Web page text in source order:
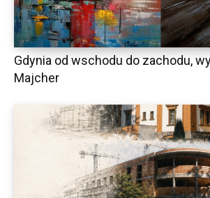
Gdynia od wschodu do zachodu,
Majcher